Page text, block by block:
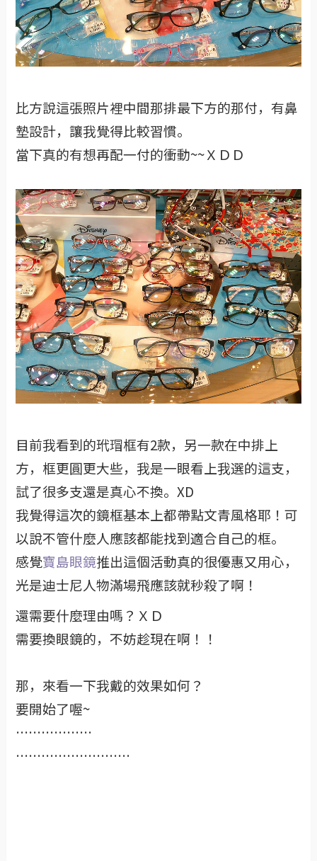
比方說這張照片裡中間那排最下方的那付，有鼻
墊設計，讓我覺得比較習慣。
當下真的有想再配一付的衝動~~ＸＤＤ
目前我看到的玳瑁框有2款，另一款在中排上
方，框更圓更大些，我是一眼看上我選的這支，
試了很多支還是真心不換。XD
我覺得這次的鏡框基本上都帶點文青風格耶！可
以說不管什麼人應該都能找到適合自己的框。
感覺寶島眼鏡推出這個活動真的很優惠又用心，
光是迪士尼人物滿場飛應該就秒殺了啊！
還需要什麼理由嗎？ＸＤ
需要換眼鏡的，不妨趁現在啊！！
那，來看一下我戴的效果如何？
要開始了喔~
………………
………………………